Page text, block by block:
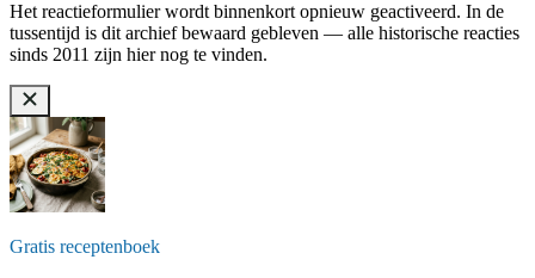
Het reactieformulier wordt binnenkort opnieuw geactiveerd. In de
tussentijd is dit archief bewaard gebleven — alle historische reacties
sinds 2011 zijn hier nog te vinden.
Gratis receptenboek